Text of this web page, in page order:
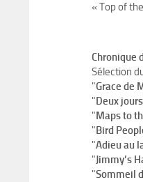
« Top of
Chronique
Sélection
"Grace de
"Deux
"Maps to
"Bird
"Adieu au
"Jimmy’s
"Sommeil